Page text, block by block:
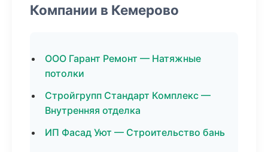
Компании в Кемерово
ООО Гарант Ремонт — Натяжные
потолки
Стройгрупп Стандарт Комплекс —
Внутренняя отделка
ИП Фасад Уют — Строительство бань